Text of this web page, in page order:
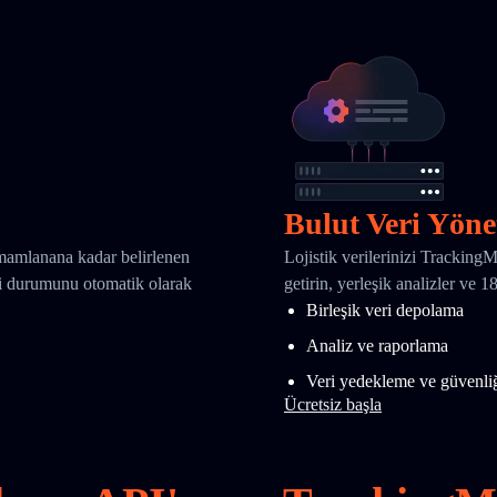
kadar belirlenen
durumunu otomatik olarak
Bulut Veri
Lojistik verilerinizi
getirin, yerleşik analizler ve
Birleşik veri depolama
Analiz ve raporlama
Veri yedekleme ve
Ücretsiz başla